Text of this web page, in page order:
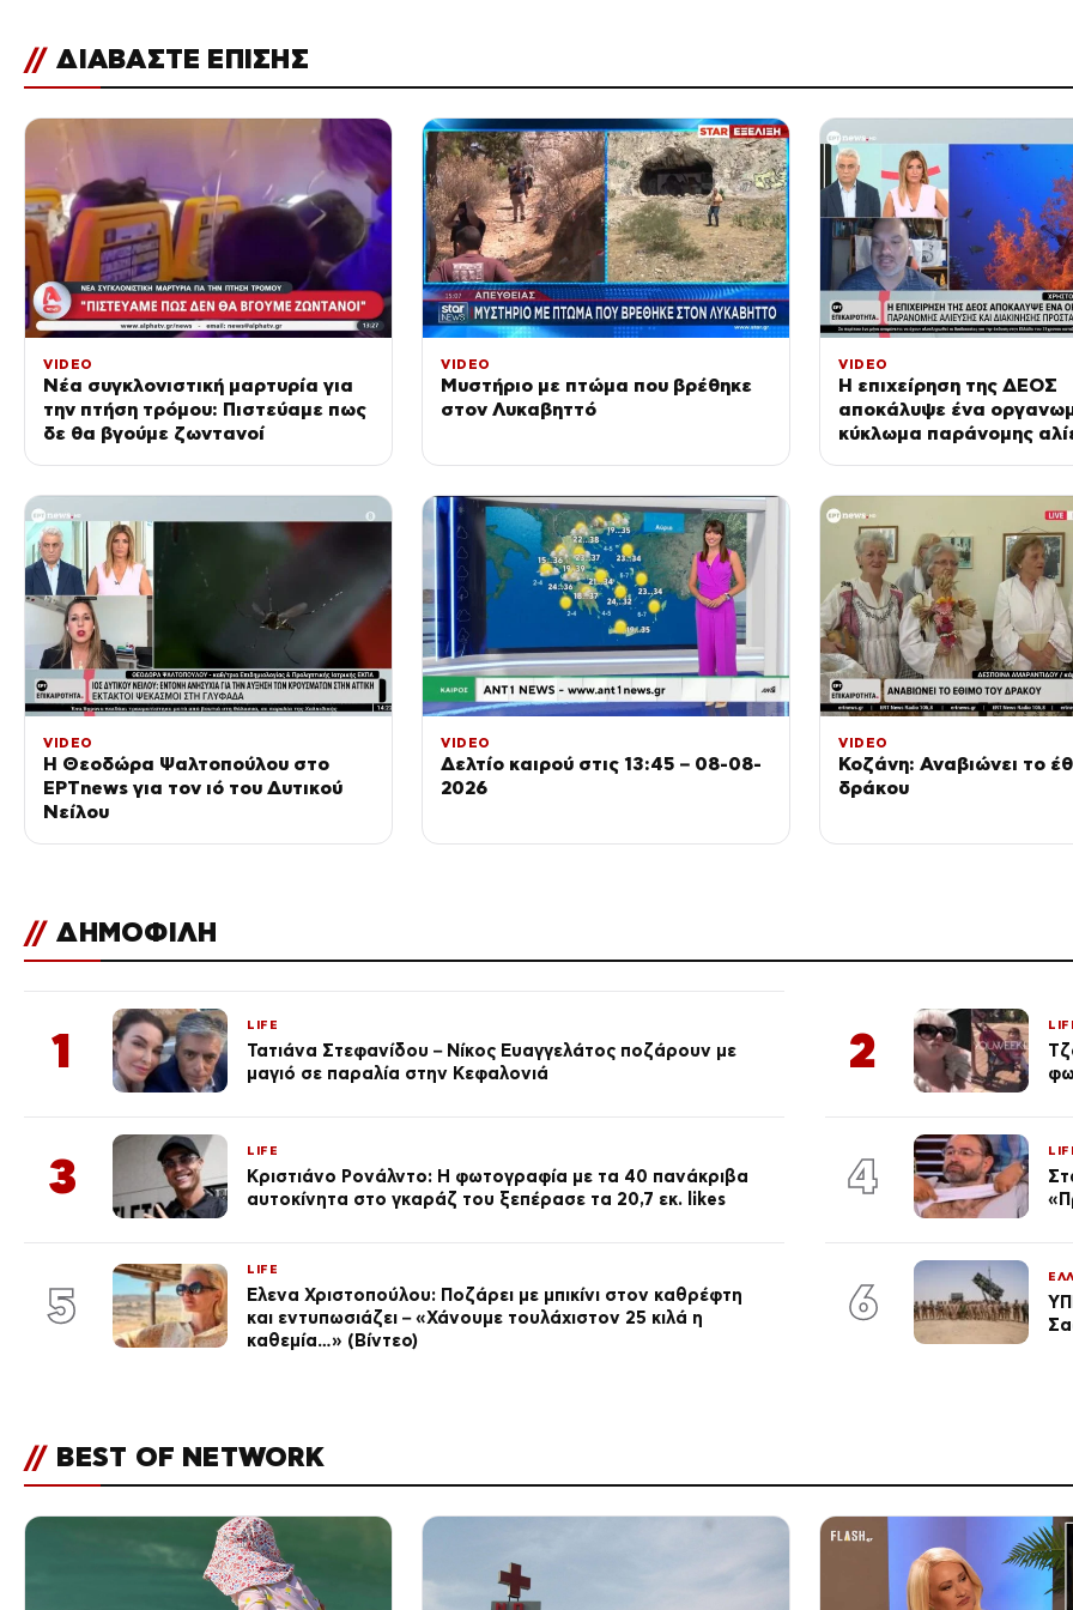
// ΔΙΑΒΑΣΤΕ ΕΠΙΣΗΣ
VIDEO
Νέα συγκλονιστική μαρτυρία για
την πτήση τρόμου: Πιστεύαμε πως
δε θα βγούμε ζωντανοί
VIDEO
Μυστήριο με πτώμα που βρέθηκε
στον Λυκαβηττό
VIDEO
Η επιχείρηση της ΔΕΟΣ
αποκάλυψε ένα
κύκλωμα παράνομης
VIDEO
Η Θεοδώρα Ψαλτοπούλου στο
ΕΡΤnews για τον ιό του Δυτικού
Νείλου
VIDEO
Δελτίο καιρού στις 13:45 – 08-08-
2026
VIDEO
Κοζάνη: Αναβιώνει το
δράκου
// ΔΗΜΟΦΙΛΗ
1 LIFE
Τατιάνα Στεφανίδου – Νίκος Ευαγγελάτος ποζάρουν με
μαγιό σε παραλία στην Κεφαλονιά
2
3 LIFE
Κριστιάνο Ρονάλντο: Η φωτογραφία με τα 40 πανάκριβα
αυτοκίνητα στο γκαράζ του ξεπέρασε τα 20,7 εκ. likes
4
5
LIFE
Έλενα Χριστοπούλου: Ποζάρει με μπικίνι στον καθρέφτη
και εντυπωσιάζει – «Χάνουμε τουλάχιστον 25 κιλά η
καθεμία…» (Βίντεο)
6
// BEST OF NETWORK